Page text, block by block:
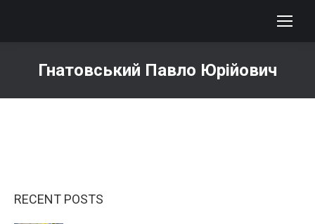
Гнатовський Павло Юрійович
RECENT POSTS